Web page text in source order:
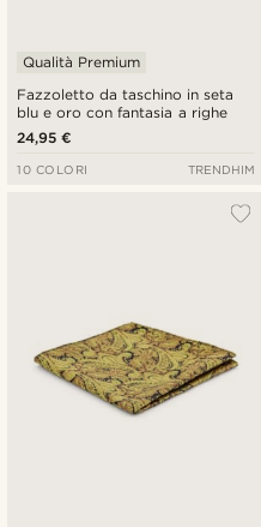
Fazzoletto da taschino in seta
blu e oro con fantasia a righe
Qualità Premium
24,95 €
10 COLORI TRENDHIM